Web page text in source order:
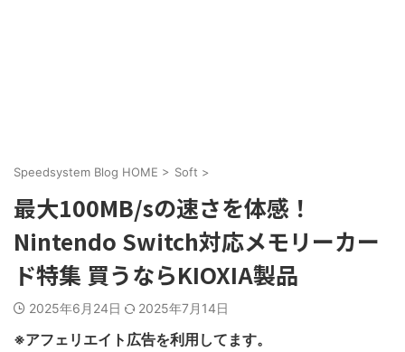
Speedsystem Blog HOME > Soft >
最大100MB/sの速さを体感！
Nintendo Switch対応メモリーカー
ド特集 買うならKIOXIA製品
2025年6月24日 2025年7月14日
※アフェリエイト広告を利用してます。